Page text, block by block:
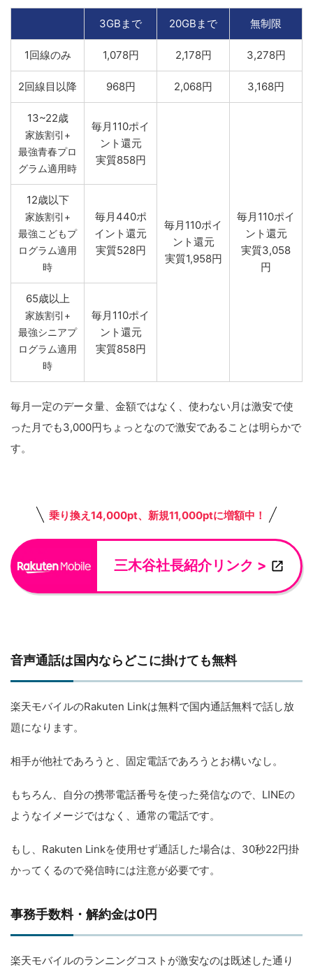
3GBまで 20GBまで 無制限
1回線のみ 1,078円 2,178円 3,278円
2回線目以降 968円 2,068円 3,168円
13~22歳
家族割引+
最強青春プロ
グラム適用時
毎月110ポイ
ント還元
実質858円
毎月110ポイ
ント還元
実質1,958円
毎月110ポイ
ント還元
実質3,058
円
12歳以下
家族割引+
最強こどもプ
ログラム適用
時
毎月440ポ
イント還元
実質528円
65歳以上
家族割引+
最強シニアプ
ログラム適用
時
毎月110ポイ
ント還元
実質858円
毎月一定のデータ量、金額ではなく、使わない月は激安で使
った月でも3,000円ちょっとなので激安であることは明らかで
す。
乗り換え14,000pt、新規11,000ptに増額中！
三木谷社長紹介リンク >
音声通話は国内ならどこに掛けても無料
楽天モバイルのRakuten Linkは無料で国内通話無料で話し放
題になります。
相手が他社であろうと、固定電話であろうとお構いなし。
もちろん、自分の携帯電話番号を使った発信なので、LINEの
ようなイメージではなく、通常の電話です。
もし、Rakuten Linkを使用せず通話した場合は、30秒22円掛
かってくるので発信時には注意が必要です。
事務手数料・解約金は0円
楽天モバイルのランニングコストが激安なのは既述した通り